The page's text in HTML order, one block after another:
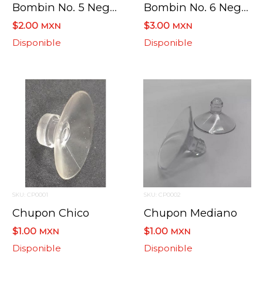
Bombin No. 5 Negro
$2.00 MXN
Disponible
Bombin No. 6 Negro
$3.00 MXN
Disponible
SKU: CP0001
Chupon Chico
$1.00 MXN
Disponible
SKU: CP0002
Chupon Mediano
$1.00 MXN
Disponible